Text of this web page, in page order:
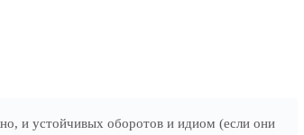
и устойчивых оборотов и идиом (если они